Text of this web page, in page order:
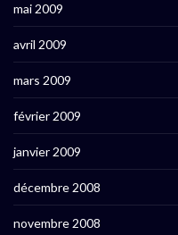
mai 2009
avril 2009
mars 2009
février 2009
janvier 2009
décembre 2008
novembre 2008